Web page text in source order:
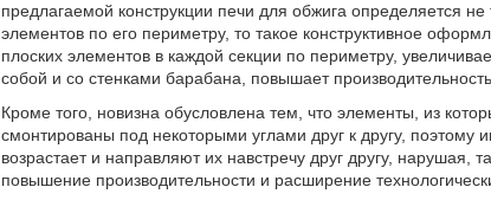
предлагаемой конструкции печи для обжига определяется
элементов по его периметру, то такое конструктивное
плоских элементов в каждой секции по периметру,
собой и со стенками барабана, повышает
Кроме того, новизна обусловлена тем, что элементы, из
смонтированы под некоторыми углами друг к другу,
возрастает и направляют их навстречу друг другу, нарушая,
повышение производительности и расширение